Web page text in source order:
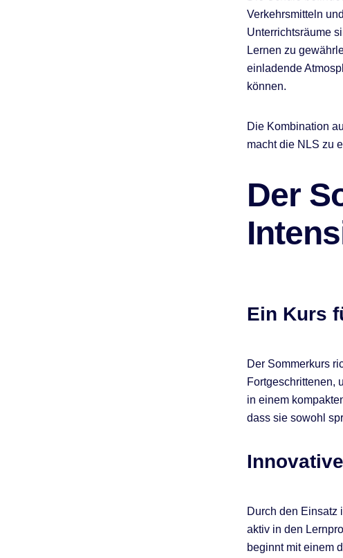
Verkehrsmitteln
Unterrichtsräume
Lernen zu
einladende
können.
Die Kombination
macht die NLS zu
Der
Ein Kurs
Der Sommerkurs
Fortgeschrittenen,
in einem
dass sie sowohl
Durch den Einsatz
aktiv in den
beginnt mit einem